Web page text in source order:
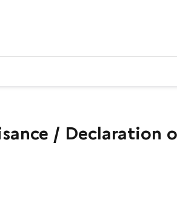
/ Declaration